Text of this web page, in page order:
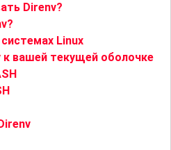
Direnv?
Linux
к вашей текущей оболочке